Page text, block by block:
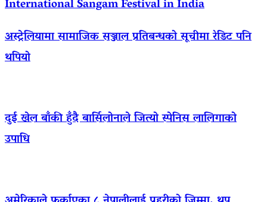
International Sangam Festival in India
अस्ट्रेलियामा सामाजिक सञ्जाल प्रतिबन्धको सूचीमा रेडिट पनि
थपियो
दुई खेल बाँकी हुँदै बार्सिलोनाले जित्यो स्पेनिस लालिगाको
उपाधि